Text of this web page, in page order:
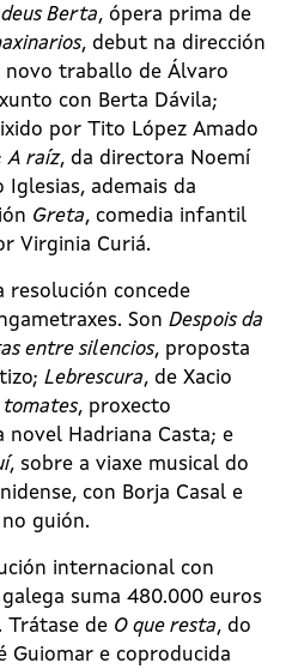
Berta, ópera prima de
, debut na dirección
novo traballo de Álvaro
con Berta Dávila;
por Tito López Amado
A raíz, da directora Noemí
Iglesias, ademais da
Greta, comedia infantil
Virginia Curiá.
resolución concede
Son Despois da
entre silencios, proposta
Lebrescura, de Xacio
tomates, proxecto
Hadriana Casta; e
, sobre a viaxe musical do
con Borja Casal e
guión.
internacional con
suma 480.000 euros
Trátase de O que resta, do
Guiomar e coproducida